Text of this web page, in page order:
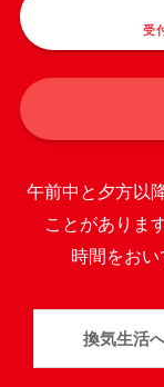
受
午前中と夕方以
ことがありま
時間をおい
換気生活